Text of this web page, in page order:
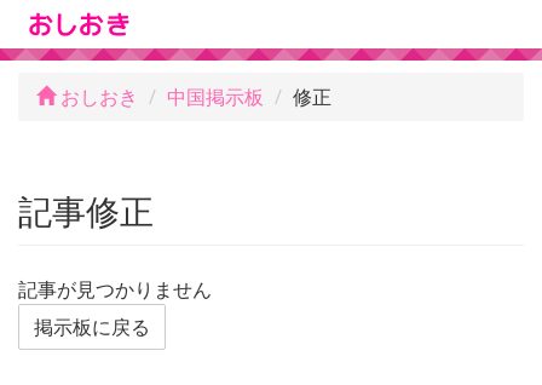
おしおき 中国掲示板 修正
記事修正
記事が見つかりません
掲示板に戻る